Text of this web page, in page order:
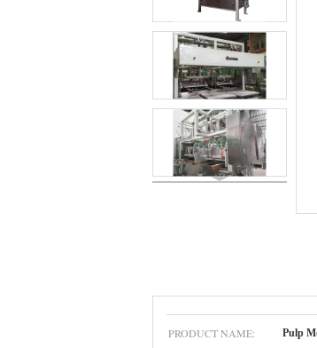
PRODUCT NAME: Pulp